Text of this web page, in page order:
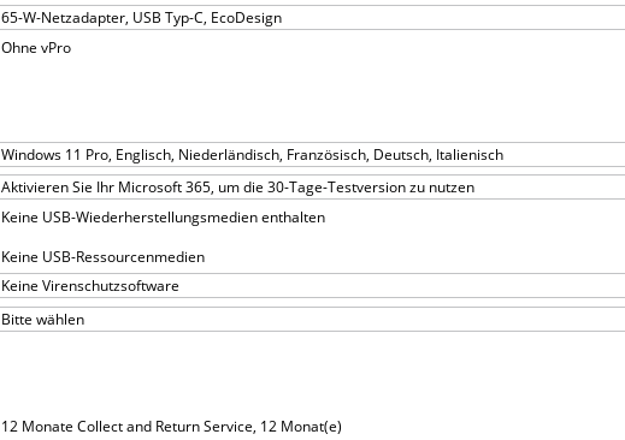
65-W-Netzadapter, USB Typ-C, EcoDesign
Ohne vPro
Windows 11 Pro, Englisch, Niederländisch, Französisch, Deutsch, Italienisch
Aktivieren Sie Ihr Microsoft 365, um die 30-Tage-Testversion zu nutzen
Keine USB-Wiederherstellungsmedien enthalten
Keine USB-Ressourcenmedien
Keine Virenschutzsoftware
Bitte wählen
12 Monate Collect and Return Service, 12 Monat(e)